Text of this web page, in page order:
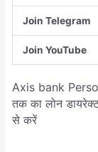
Join Telegram
Join YouTube
Axis bank
तक का लोन
से करें